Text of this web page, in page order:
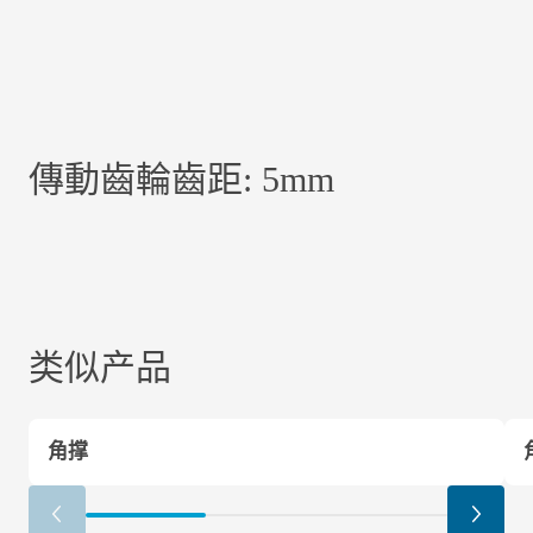
傳動齒輪齒距: 5mm
类似产品
角撑